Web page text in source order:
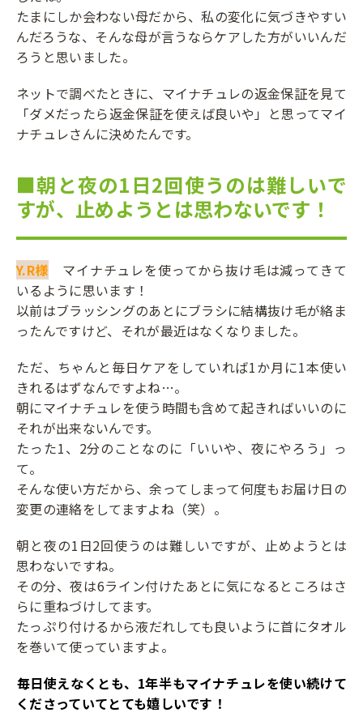
たまにしか会わない母だから、私の変化に気づきやすい
んだろうな、そんな母が言うならケアした方がいいんだ
ろうと思いました。
ネットで調べたときに、マイナチュレの返金保証を見て
「ダメだったら返金保証を使えば良いや」と思ってマイ
ナチュレさんに決めたんです。
■朝と夜の1日2回使うのは難しいで
すが、止めようとは思わないです！
Y.R様 マイナチュレを使ってから抜け毛は減ってきて
いるように思います！
以前はブラッシングのあとにブラシに結構抜け毛が絡ま
ったんですけど、それが最近はなくなりました。
ただ、ちゃんと毎日ケアをしていれば1か月に1本使い
きれるはずなんですよね…。
朝にマイナチュレを使う時間も含めて起きればいいのに
それが出来ないんです。
たった1、2分のことなのに「いいや、夜にやろう」っ
て。
そんな使い方だから、余ってしまって何度もお届け日の
変更の連絡をしてますよね（笑）。
朝と夜の1日2回使うのは難しいですが、止めようとは
思わないですね。
その分、夜は6ライン付けたあとに気になるところはさ
らに重ねづけしてます。
たっぷり付けるから液だれしても良いように首にタオル
を巻いて使っていますよ。
――毎日使えなくとも、1年半もマイナチュレを使い続けて
くださっていてとても嬉しいです！